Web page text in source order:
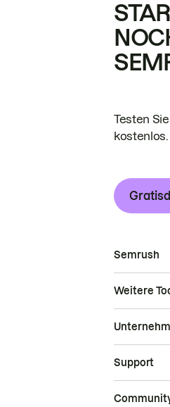
Testen
Semrush
Weitere
Support